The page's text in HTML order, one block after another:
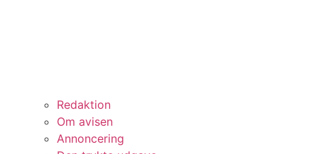
Redaktion
Om avisen
Annoncering